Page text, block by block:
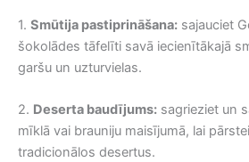
1. Smūtija pastiprināšana: sajauciet
šokolādes tāfelīti savā iecienītākajā
garšu un uzturvielas.
2. Deserta baudījums: sagrieziet un
mīklā vai brauniju maisījumā, lai
tradicionālos desertus.